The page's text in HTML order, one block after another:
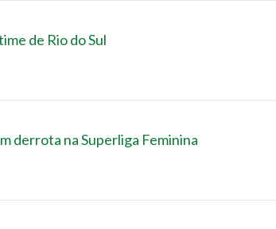
de Rio do Sul
derrota na Superliga Feminina